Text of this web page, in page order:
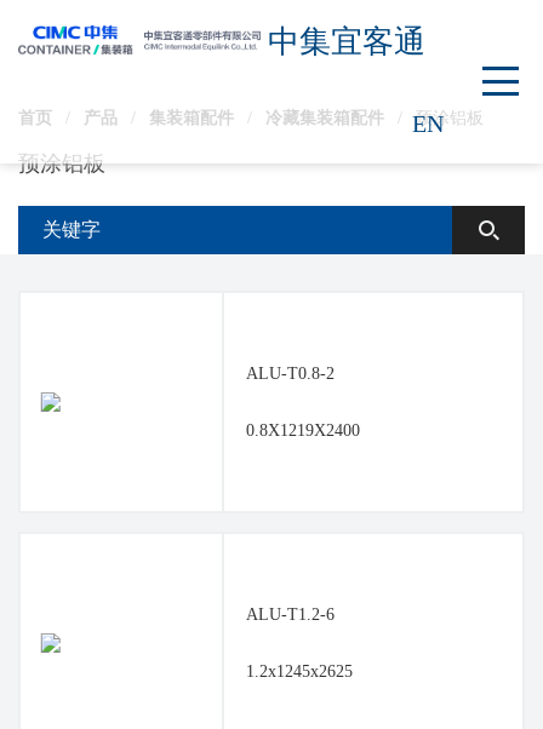
中集宜客通
EN
首页 / 产品 / 集装箱配件 / 冷藏集装箱配件 / 预涂铝板
预涂铝板
ALU-T0.8-2
0.8X1219X2400
ALU-T1.2-6
1.2x1245x2625